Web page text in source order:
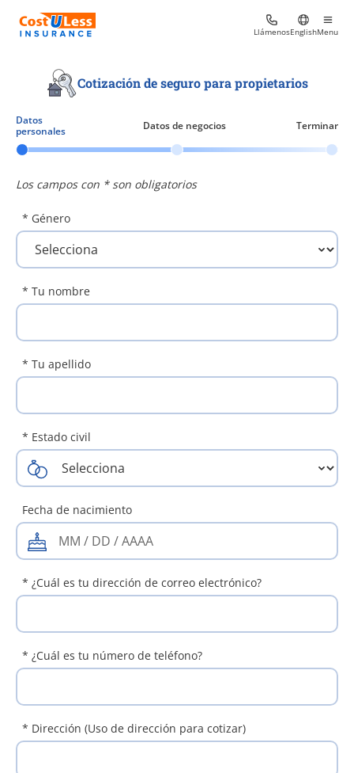
LlámenosEnglishMenu
Cotización de seguro para propietarios
Datos
personales
Datos de negocios Terminar
Los campos con * son obligatorios
* Género
* Tu nombre
* Tu apellido
* Estado civil
Fecha de nacimiento
* ¿Cuál es tu dirección de correo electrónico?
* ¿Cuál es tu número de teléfono?
* Dirección (Uso de dirección para cotizar)